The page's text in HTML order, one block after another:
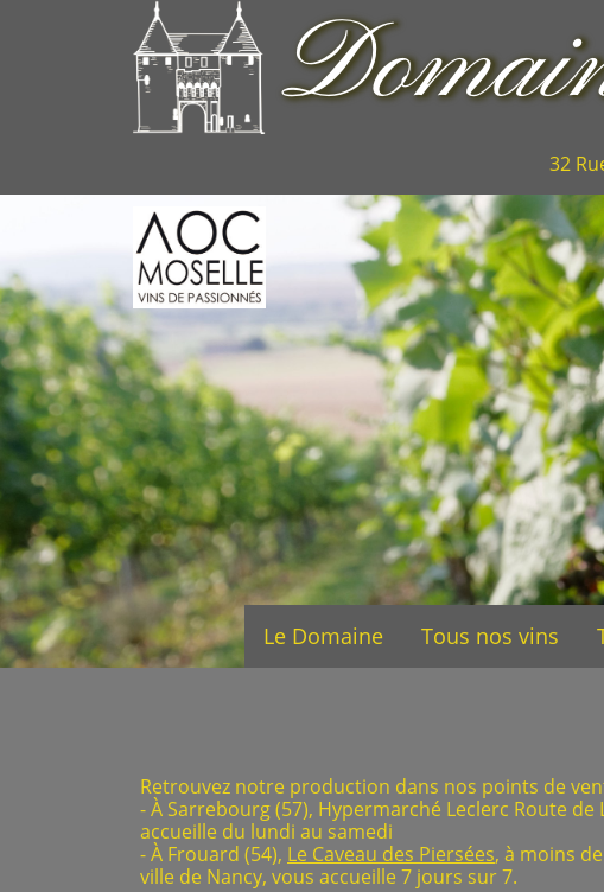
32
Le Domaine Tous nos vins
Retrouvez notre production dans nos points de
- À Sarrebourg (57), Hypermarché Leclerc Route de
accueille du lundi au samedi
- À Frouard (54), Le Caveau des Piersées, à moins
ville de Nancy, vous accueille 7 jours sur 7.